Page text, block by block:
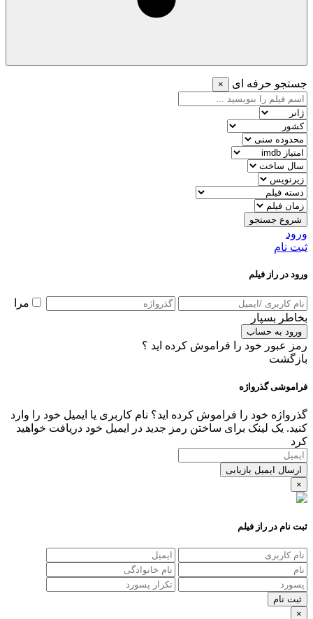
جستجو حرفه ای ×
شروع جستجو
ورود
ثبت نام
ورود در راز فیلم
مرا
بخاطر بسپار
ورود به حساب
رمز عبور خود را فراموش کرده اید ؟
بازگشت
فراموشی گذرواژه
گذرواژه خود را فراموش کرده اید؟ نام کاربری یا ایمیل خود را وارد
کنید. یک لینک برای ساختن رمز جدید در ایمیل خود دریافت خواهید
کرد
ارسال ایمیل بازیابی
×
ثبت نام در راز فیلم
×